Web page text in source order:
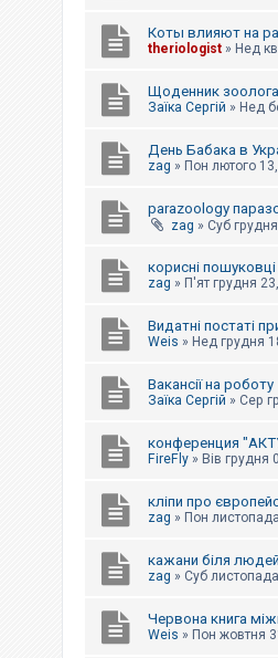
Коты влияют на
theriologist » Нед
Щоденник зоолога
Заїка Сергій » Нед
День Бабака в
zag » Пон лютого
parazoology
zag » Суб
корисні пошуковці
zag » П'ят грудня
Видатні постаті
Weis » Нед грудня
Вакансії на роботу
Заїка Сергій » Сер
конференция
FireFly » Вів грудня
кліпи про
zag » Пон
кажани біля
zag » Суб
Червона книга
Weis » Пон жовтня